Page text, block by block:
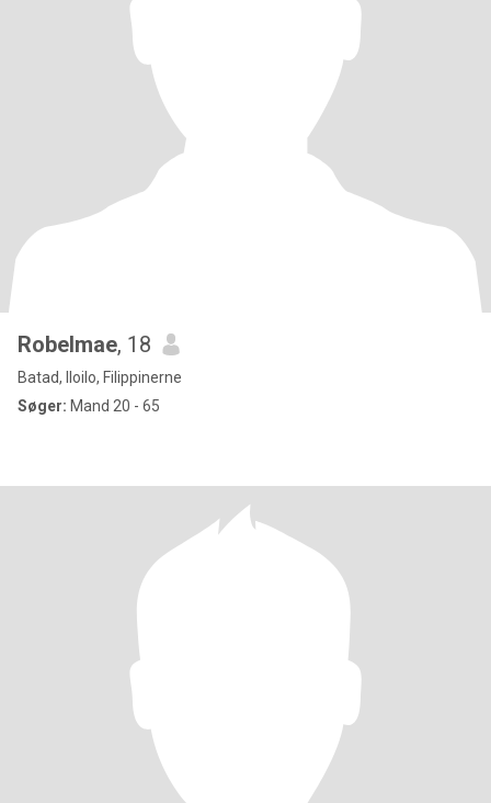
Robelmae, 18
Batad, Iloilo, Filippinerne
Søger: Mand 20 - 65